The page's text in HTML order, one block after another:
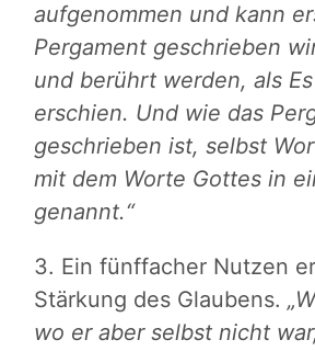
aufgenommen und kann
Pergament geschrieben
und berührt werden, als
erschien. Und wie das
geschrieben ist, selbst
mit dem Worte Gottes in
genannt.“
3. Ein fünffacher Nutzen
Stärkung des Glaubens.
wo er aber selbst nicht